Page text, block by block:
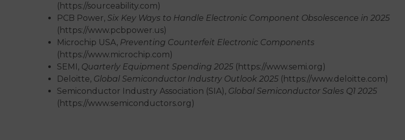
(https://sourceability.com)
PCB Power, Six Key Ways to Handle Electronic Component Obsolescence in 2025
(https://www.pcbpower.us)
Microchip USA, Preventing Counterfeit Electronic Components
(https://www.microchip.com)
SEMI, Quarterly Equipment Spending 2025 (https://www.semi.org)
Deloitte, Global Semiconductor Industry Outlook 2025 (https://www.deloitte.com)
Semiconductor Industry Association (SIA), Global Semiconductor Sales Q1 2025
(https://www.semiconductors.org)